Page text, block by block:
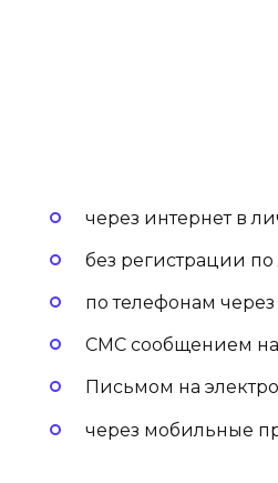
через интернет в
без регистрации
по телефонам
СМС сообщением
Письмом на
через мобильные